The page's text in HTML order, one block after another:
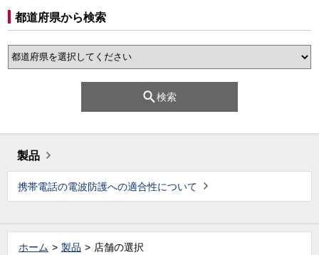
都道府県から検索
検索
製品
携帯電話の電波防護への適合性について
ホーム 製品 店舗の選択